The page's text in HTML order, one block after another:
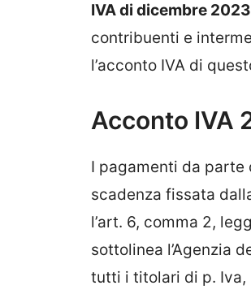
IVA di dicembre 2023
contribuenti e
l’acconto IVA di
Acconto IVA
I pagamenti da parte
scadenza fissata
l’art. 6, comma 2,
sottolinea l’Agenzia
tutti i titolari di p. Iva,